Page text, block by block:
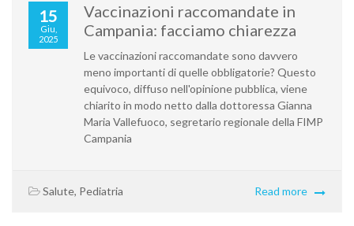
15
Giu,
2025
Vaccinazioni raccomandate in
Campania: facciamo chiarezza
Le vaccinazioni raccomandate sono davvero
meno importanti di quelle obbligatorie? Questo
equivoco, diffuso nell'opinione pubblica, viene
chiarito in modo netto dalla dottoressa Gianna
Maria Vallefuoco, segretario regionale della FIMP
Campania
Salute, Pediatria Read more